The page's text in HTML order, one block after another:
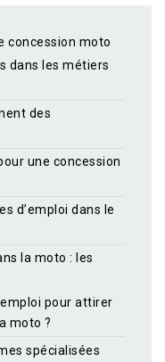
concession moto
dans les métiers
des
une concession
d’emploi dans le
la moto : les
pour attirer
moto ?
spécialisées